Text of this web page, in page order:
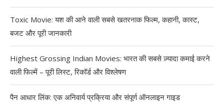
Toxic Movie: यश की आने वाली सबसे खतरनाक फिल्म, कहानी, कास्ट,
बजट और पूरी जानकारी
Highest Grossing Indian Movies: भारत की सबसे ज़्यादा कमाई करने
वाली फिल्में – पूरी लिस्ट, रिकॉर्ड और विश्लेषण
पैन आधार लिंक: एक अनिवार्य प्रक्रिया और संपूर्ण ऑनलाइन गाइड